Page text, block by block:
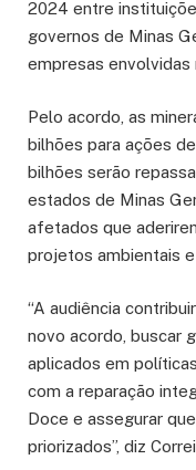
2024 entre
governos de Minas
empresas envolvidas
Pelo acordo, as
bilhões para ações
bilhões serão
estados de Minas
afetados que
projetos ambientais
“A audiência
novo acordo, buscar
aplicados em
com a reparação
Doce e assegurar
priorizados”, diz